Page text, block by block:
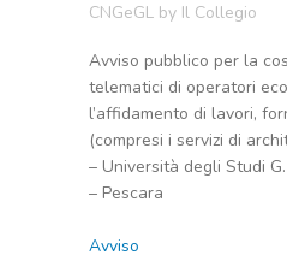
CNGeGL by Il Collegio
Avviso pubblico per la
telematici di operatori
l’affidamento di lavori,
(compresi i servizi di
– Università degli Studi
– Pescara
Avviso